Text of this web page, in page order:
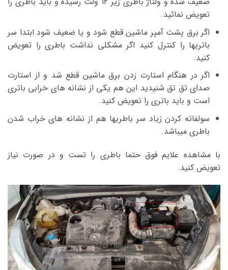
تعویض نمائید.
اگر برق پشت آمپر ماشین قطع شود و یا ضعیف شود ابتدا سر
باتریها را کنترل کنید اگر مشکلی نداشت باطری را تعویض
کنید.
اگر در هنگام استارت زدن برق ماشین قطع شد و از استارت
صدای تق تق شنیدید این هم یکی از نشانه های خرابی باتری
است و باید باتری را تعویض کنید.
سولفاته کردن زیاد سر باطریها هم از نشانه های خراب شدن
باطری میباشد.
با مشاهده علایم فوق حتما باطری را تست و در صورت نیاز
تعویض کنید.